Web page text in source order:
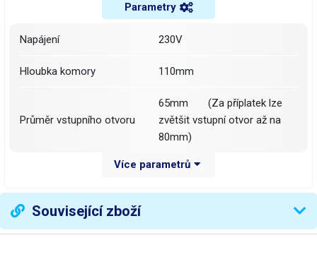
Parametry
Napájení 230V
Hloubka komory 110mm
Průměr vstupního otvoru
65mm (Za příplatek lze
zvětšit vstupní otvor až na
80mm)
400x200x120mm (š-v-h)
Váha balení [kg]: 2.905 kg
Více parametrů
Související zboží